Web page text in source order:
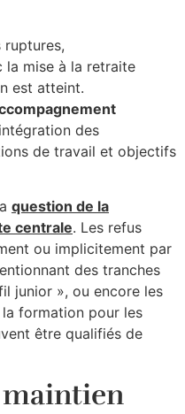
ruptures,
mise à la retraite
est atteint.
des
de travail et objectifs
question de la
centrale. Les refus
ou implicitement par
des tranches
junior », ou encore les
la formation pour les
être qualifiés de